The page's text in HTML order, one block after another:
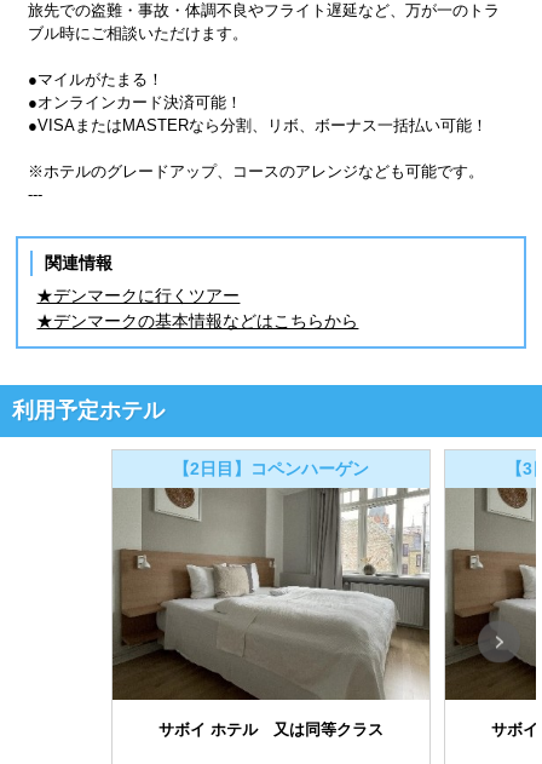
旅先での盗難・事故・体調不良やフライト遅延など、万が一のトラ
ブル時にご相談いただけます。
●マイルがたまる！
●オンラインカード決済可能！
●VISAまたはMASTERなら分割、リボ、ボーナス一括払い可能！
※ホテルのグレードアップ、コースのアレンジなども可能です。
---
関連情報
★デンマークに行くツアー
★デンマークの基本情報などはこちらから
利用予定ホテル
【2日目】コペンハーゲン
サボイ ホテル 又は同等クラス
【
サボ